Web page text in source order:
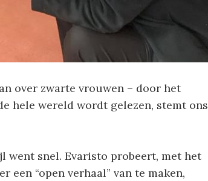
over zwarte vrouwen – door het
hele wereld wordt gelezen, stemt ons
went snel. Evaristo probeert, met het
een “open verhaal” van te maken,